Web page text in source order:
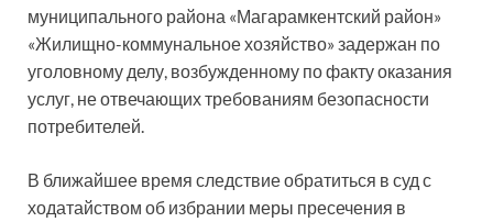
муниципального района «Магарамкентский район»
«Жилищно-коммунальное хозяйство» задержан по
уголовному делу, возбужденному по факту оказания
услуг, не отвечающих требованиям безопасности
потребителей.
В ближайшее время следствие обратиться в суд с
ходатайством об избрании меры пресечения в